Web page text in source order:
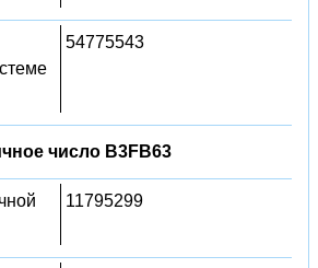
54775543
число B3FB63
11795299